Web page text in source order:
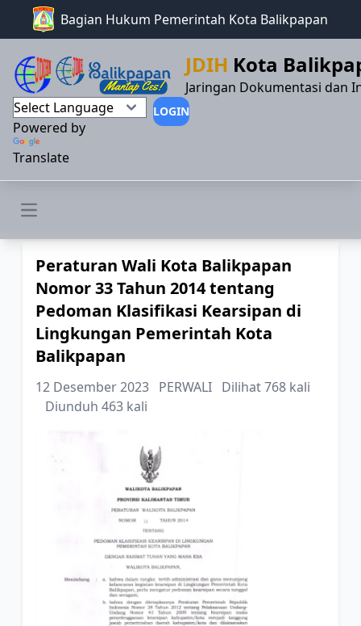
Bagian Hukum Pemerintah Kota Balikpapan
JDIH Kota
Jaringan Dokumentasi dan
Powered by
Translate
LOGIN
Open main menu
Peraturan Wali Kota Balikpapan
Nomor 33 Tahun 2014 tentang
Pedoman Klasifikasi Kearsipan di
Lingkungan Pemerintah Kota
Balikpapan
12 Desember 2023 PERWALI Dilihat 768 kali
Diunduh 463 kali